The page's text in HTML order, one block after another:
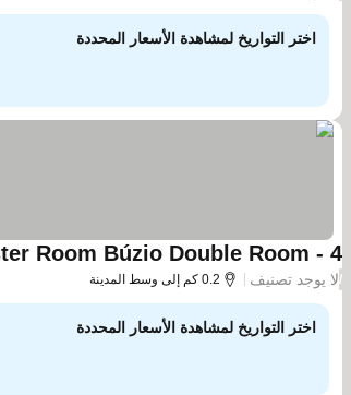
اختر التواريخ لمشاهدة الأسعار المحددة
Room Búzio Double Room - 4
/لا يوجد تصنيف 0.2 كم إلى وسط المدينة
اختر التواريخ لمشاهدة الأسعار المحددة